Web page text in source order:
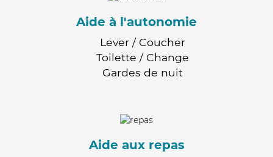
Aide à l'autonomie
Lever / Coucher
Toilette / Change
Gardes de nuit
Aide aux repas